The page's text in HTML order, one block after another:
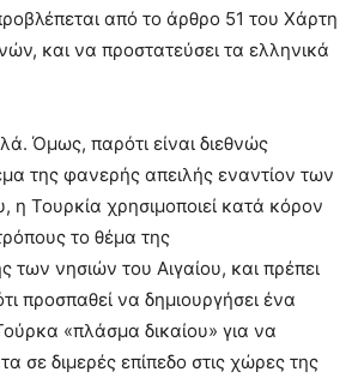
από το άρθρο 51 του Χάρτη
και να προστατεύσει τα ελληνικά
Όμως, παρότι είναι διεθνώς
της φανερής απειλής εναντίον των
η Τουρκία χρησιμοποιεί κατά κόρον
το θέμα της
των νησιών του Αιγαίου, και πρέπει
προσπαθεί να δημιουργήσει ένα
«πλάσμα δικαίου» για να
σε διμερές επίπεδο στις χώρες της